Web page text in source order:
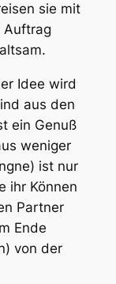
sie mit
Auftrag
Idee wird
aus den
ein Genuß
weniger
ist nur
ihr Können
Partner
Ende
von der